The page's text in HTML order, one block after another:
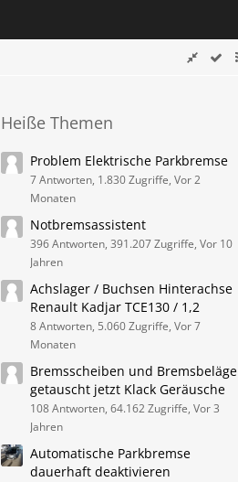
Heiße Themen
Problem Elektrische Parkbremse
7 Antworten, 1.830 Zugriffe, Vor 2
Monaten
Notbremsassistent
396 Antworten, 391.207 Zugriffe, Vor 10
Jahren
Achslager / Buchsen Hinterachse
Renault Kadjar TCE130 / 1,2
8 Antworten, 5.060 Zugriffe, Vor 7
Monaten
Bremsscheiben und Bremsbeläge
getauscht jetzt Klack Geräusche
108 Antworten, 64.162 Zugriffe, Vor 3
Jahren
Automatische Parkbremse
dauerhaft deaktivieren